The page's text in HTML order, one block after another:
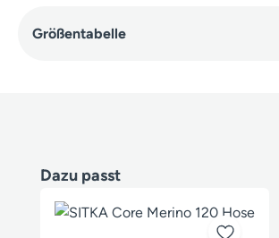
Größentabelle
Produktgalerie überspringen
Dazu passt